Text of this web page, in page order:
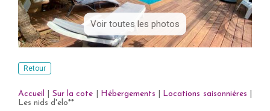
Voir toutes les photos
Retour
Accueil Sur la cote Hébergements Locations saisonniéres
Les nids d'elo**